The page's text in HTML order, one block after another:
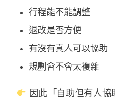
行程能不能調整
退改是否方便
有沒有真人可以協助
規劃會不會太複雜
因此「自助但有人